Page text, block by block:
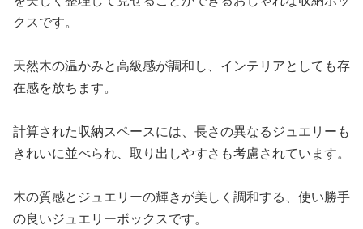
クスです。
天然木の温かみと高級感が調和し、インテリアとしても存
在感を放ちます。
計算された収納スペースには、長さの異なるジュエリーも
きれいに並べられ、取り出しやすさも考慮されています。
木の質感とジュエリーの輝きが美しく調和する、使い勝手
の良いジュエリーボックスです。